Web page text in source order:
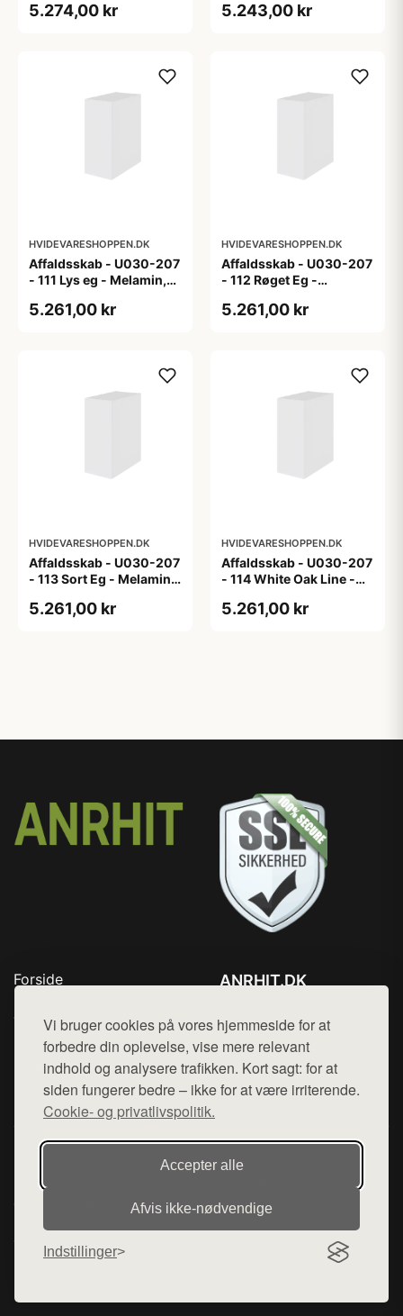
Vi bruger cookies på vores hjemmeside for at
forbedre din oplevelse, vise mere relevant
indhold og analysere trafikken. Kort sagt: for at
siden fungerer bedre – ikke for at være irriterende.
Cookie- og privatlivspolitik.
Accepter alle
Afvis ikke‑nødvendige
Indstillinger
5.274,00 kr 5.243,00 kr
HVIDEVARESHOPPEN.DK
Affaldsskab - U030-207
- 111 Lys eg - Melamin,
5.261,00 kr
HVIDEVARESHOPPEN.DK
Affaldsskab - U030-207
- 112 Røget Eg -
5.261,00 kr
HVIDEVARESHOPPEN.DK
Affaldsskab - U030-207
- 113 Sort Eg - Melamin,
5.261,00 kr
HVIDEVARESHOPPEN.DK
Affaldsskab - U030-207
- 114 White Oak Line -
5.261,00 kr
Forside
Top Rabatter
Blog
Kontakt
ANRHIT.DK
Mail: hej@want.dk
Cookie- og privatlivspolitik
Denne side er en del af want.dk, der udgiver en række
hjemmesider med præsentation af forskellige produkter fra
diverse webshops. Der sælges ikke varer fra denne side - vi
henviser til de shops, som sælger varen. Vi har heller ikke
varerne på lager.